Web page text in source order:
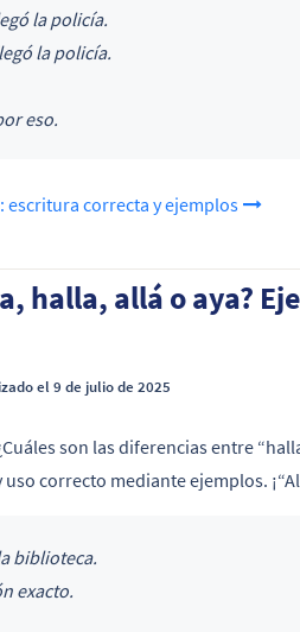
la policía.
la policía.
eso.
escritura correcta y ejemplos
halla, allá o aya?
el 9 de julio de 2025
son las diferencias entre
correcto mediante ejemplos.
biblioteca.
exacto.